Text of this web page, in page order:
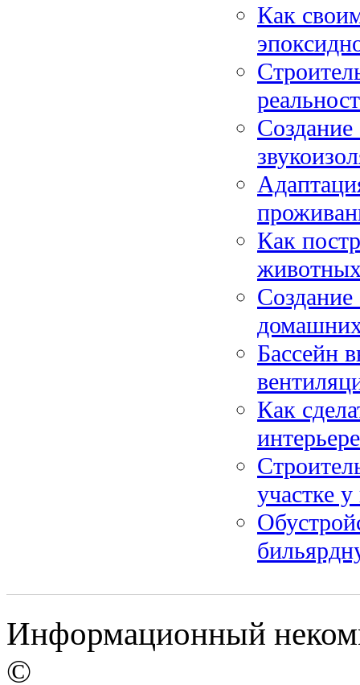
Как
Создание
Как
Создание
Бассейн
Как
участке
Информационный
©